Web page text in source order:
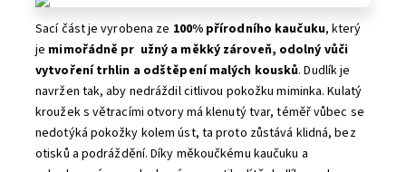
Sací část je vyrobena ze 100% přírodního kaučuku, který
je mimořádně pr užný a měkký zároveň, odolný vůči
vytvoření trhlin a odštěpení malých kousků. Dudlík je
navržen tak, aby nedráždil citlivou pokožku miminka. Kulatý
kroužek s větracími otvory má klenutý tvar, téměř vůbec se
nedotýká pokožky kolem úst, ta proto zůstává klidná, bez
otisků a podráždění. Díky měkoučkému kaučuku a